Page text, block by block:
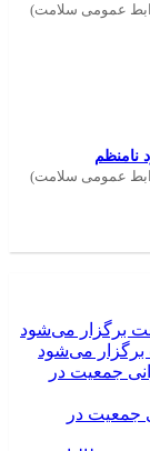
عمومی سلامت)
نامنظم
عمومی سلامت)
برگزار می‌شود
جمعیت در